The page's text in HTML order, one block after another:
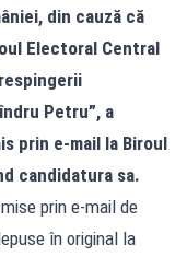
din cauză că
Electoral Central
Petru”, a
prin e-mail la Biroul
candidatura sa.
prin e-mail de
în original la